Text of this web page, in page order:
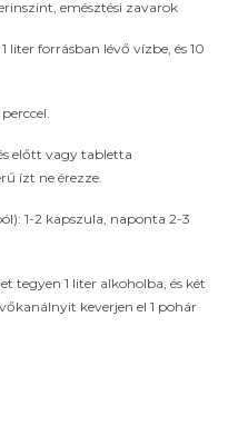
emésztési zavarok
forrásban lévő vízbe, és 10
előtt vagy tabletta
ízt ne érezze.
1-2 kapszula, naponta 2-3
tegyen 1 liter alkoholba, és két
keverjen el 1 pohár